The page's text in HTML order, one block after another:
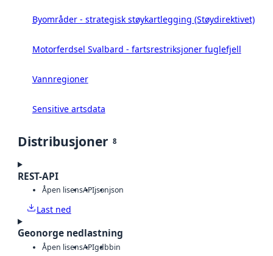
Byområder - strategisk støykartlegging (Støydirektivet)
Motorferdsel Svalbard - fartsrestriksjoner fuglefjell
Vannregioner
Sensitive artsdata
Distribusjoner 8
REST-API
Åpen lisensAPIjsonjson
Last ned
Geonorge nedlastning
Åpen lisensAPIgdbbin